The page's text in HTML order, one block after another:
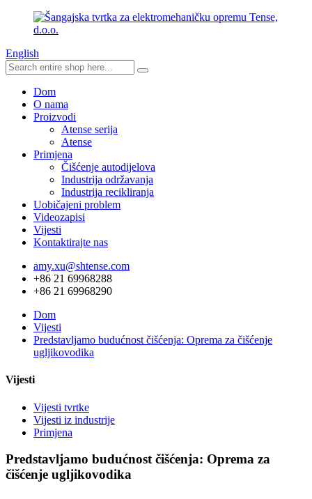
English
Dom
O nama
Proizvodi
Atense serija
Atense
Primjena
Čišćenje autodijelova
Industrija održavanja
Industrija recikliranja
Uobičajeni problem
Videozapisi
Vijesti
Kontaktirajte nas
amy.xu@shtense.com
+86 21 69968288
+86 21 69968290
Dom
Vijesti
Predstavljamo budućnost čišćenja: Oprema za čišćenje
ugljikovodika
Vijesti
Vijesti tvrtke
Vijesti iz industrije
Primjena
Predstavljamo budućnost čišćenja: Oprema za
čišćenje ugljikovodika